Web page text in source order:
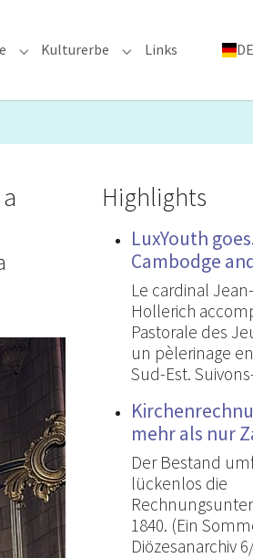
Submenu for "Große Ereignisse"
Kulturerbe Submenu for
Links DE
Highlights
LuxYouth
Cambodge
Le cardinal
Hollerich
Pastorale des
un pèlerinage
Sud-Est.
mehr als nur
Der Bestand
lückenlos die
1840. (Ein
Diözesanarchiv